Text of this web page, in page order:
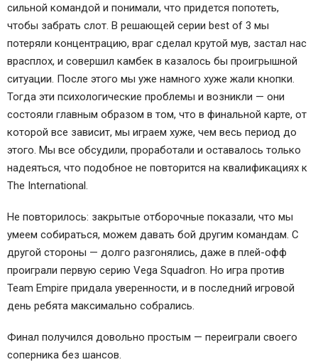
сильной командой и понимали, что придется попотеть,
чтобы забрать слот. В решающей серии best of 3 мы
потеряли концентрацию, враг сделал крутой мув, застал нас
врасплох, и совершил камбек в казалось бы проигрышной
ситуации. После этого мы уже намного хуже жали кнопки.
Тогда эти психологические проблемы и возникли — они
состояли главным образом в том, что в финальной карте, от
которой все зависит, мы играем хуже, чем весь период до
этого. Мы все обсудили, проработали и оставалось только
надеяться, что подобное не повторится на квалификациях к
The International.
Не повторилось: закрытые отборочные показали, что мы
умеем собираться, можем давать бой другим командам. С
другой стороны — долго разгонялись, даже в плей-офф
проиграли первую серию Vega Squadron. Но игра против
Team Empire придала уверенности, и в последний игровой
день ребята максимально собрались.
Финал получился довольно простым — переиграли своего
соперника без шансов.